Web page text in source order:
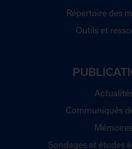
Répertoire des
Outils et
Communiqués
Sondages et études